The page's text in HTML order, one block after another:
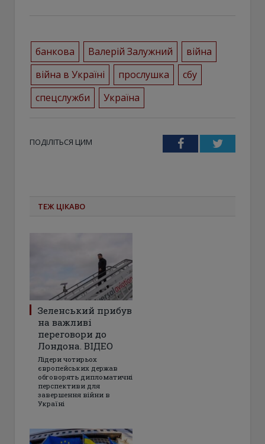
банкова Валерій Залужний
війна
війна в Україні
прослушка
сбу
спецслужби
Україна
ПОДІЛІТЬСЯ ЦИМ FacebookTwitter
ТЕЖ ЦІКАВО
Зеленський прибув
на важливі
переговори до
Лондона. ВІДЕО
Лідери чотирьох
європейських держав
обговорять дипломатичні
перспективи для
завершення війни в
Україні